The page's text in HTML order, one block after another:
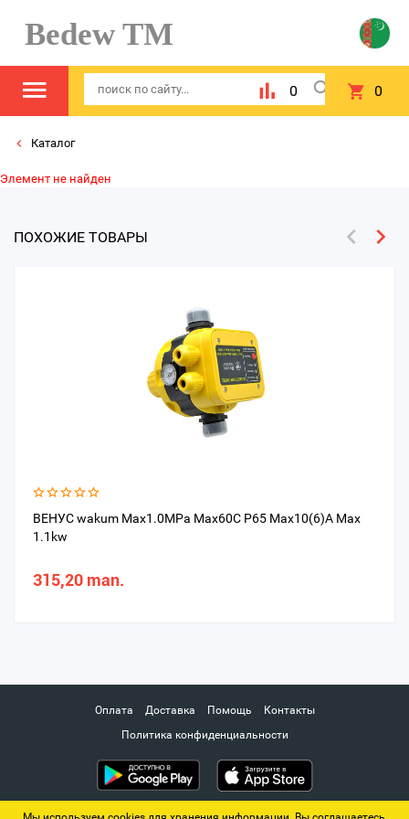
Bedew TM
0 0
Каталог
Элемент не найден
ПОХОЖИЕ ТОВАРЫ
ВЕНУС wakum Max1.0MPa Max60C P65 Max10(6)A Max
1.1kw
315,20 man.
Оплата Доставка Помощь
Контакты
Политика конфиденциальности